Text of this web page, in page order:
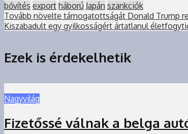
bővítés export háború Japán szankciók
Tovább növelte támogatottságát Donald Trump
Kiszabadult egy gyilkosságért ártatlanul
Ezek is érdekelhetik
Nagyvilág
Fizetőssé válnak a belga